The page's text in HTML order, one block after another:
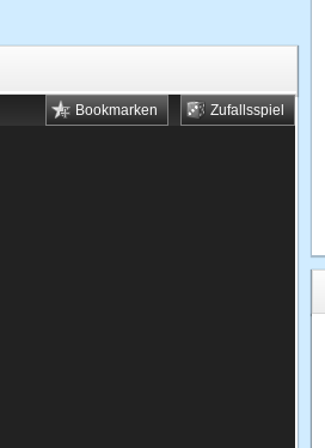
Zufallsspiel
Bookmarken